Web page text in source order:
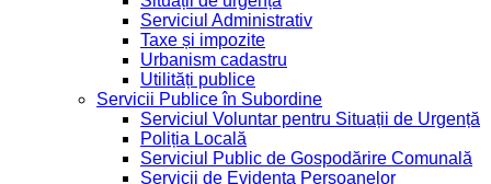
Serviciul Administrativ
Taxe și impozite
Urbanism cadastru
Utilități publice
Servicii Publice în Subordine
Serviciul Voluntar pentru Situații de Urgență
Poliția Locală
Serviciul Public de Gospodărire Comunală
Servicii de Evidența Persoanelor